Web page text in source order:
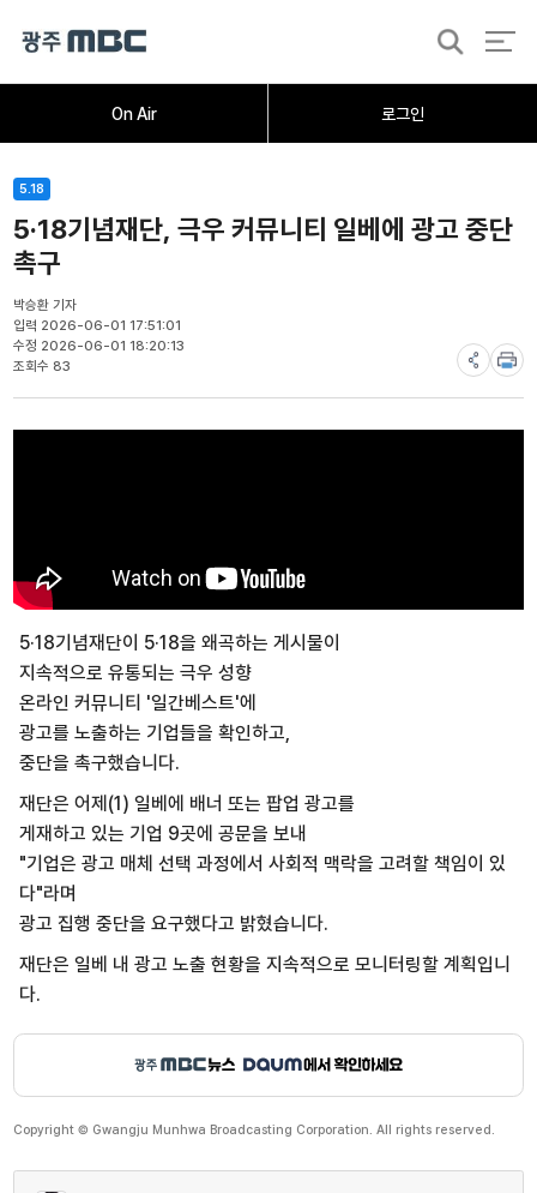
On Air 로그인
검
오늘의뉴스뉴스데스크 취재가시작되자
5.18
5·18기념재단, 극우 커뮤니티 일베에 광고 중단
촉구
박승환 기자
입력 2026-06-01 17:51:01
수정 2026-06-01 18:20:13
조회수 83
5·18기념재단이 5·18을 왜곡하는 게시물이
지속적으로 유통되는 극우 성향
온라인 커뮤니티 '일간베스트'에
광고를 노출하는 기업들을 확인하고,
중단을 촉구했습니다.
재단은 어제(1) 일베에 배너 또는 팝업 광고를
게재하고 있는 기업 9곳에 공문을 보내
"기업은 광고 매체 선택 과정에서 사회적 맥락을 고려할 책임이 있
다"라며
광고 집행 중단을 요구했다고 밝혔습니다.
재단은 일베 내 광고 노출 현황을 지속적으로 모니터링할 계획입니
다.
Copyright © Gwangju Munhwa Broadcasting Corporation. All rights reserved.